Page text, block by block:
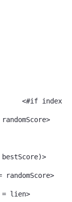
<#if index
randomScore>
= lien>